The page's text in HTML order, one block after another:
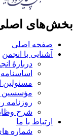
اصلی
صفحه اصلی
آشنایی با انجمن
دربارۀ
اساسنامه
مسئولین
مؤسسین
روزنامه
شرح وظایف
ارتباط با ما
شماره های